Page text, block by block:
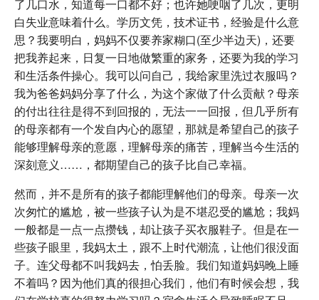
了几口水，知道每一口都不好；也许她哽咽了几次，更明
白失业意味着什么。学历文凭，技术证书，经验是什么意
思？我要明白，妈妈不仅要养家糊口(至少半边天)，还要
把我养起来，日复一日地做繁重的家务，还要为我的学习
和生活条件操心。我可以问自己，我给家里洗过衣服吗？
我为爸爸妈妈分享了什么，为这个家做了什么贡献？母亲
的付出往往是得不到回报的，无法一一回报，但几乎所有
的母亲都有一个发自内心的愿望，那就是希望自己的孩子
能够理解母亲的意愿，理解母亲的痛苦，理解当今生活的
深刻意义……，都期望自己的孩子比自己幸福。
然而，并不是所有的孩子都能理解他们的母亲。母亲一次
次匆忙的尴尬，被一些孩子认为是不堪忍受的尴尬；我妈
一般都是一点一点攒钱，却让孩子买衣服鞋子。但是在一
些孩子眼里，我妈太土，跟不上时代潮流，让他们很没面
子。连父母都不叫我妈去，怕丢脸。我们知道妈妈晚上睡
不着吗？因为他们真的很担心我们，他们有时候会想，我